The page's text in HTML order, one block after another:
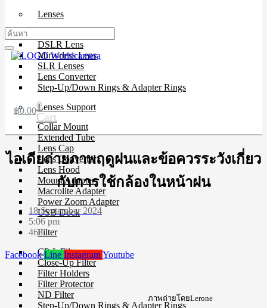
Lenses
DSLR Lens
Mirrorless Lens
SLR Lenses
Lens Converter
Step-Up/Down Rings & Adapter Rings
Lenses Support
Collar Mount
Extended Tube
Lens Cap
Lens Converter
Lens Hood
Mount Adapter
Macrolite Adapter
Power Zoom Adapter
USB Dock
Filter
CP-L Filter
Close-Up Filter
Filter Holders
Filter Protector
ND Filter
Step-Up/Down Rings & Adapter Rings
฿0.000
Cart
ไอเดียถ่ายภาพฤดูฝนและข้อควรระวังเกี่ยว
กับการใช้กล้องในหน้าฝน
18 September 2024
5:06 pm
463
Facebook Line InstagramYoutube
ภาพถ่ายโดยLerone